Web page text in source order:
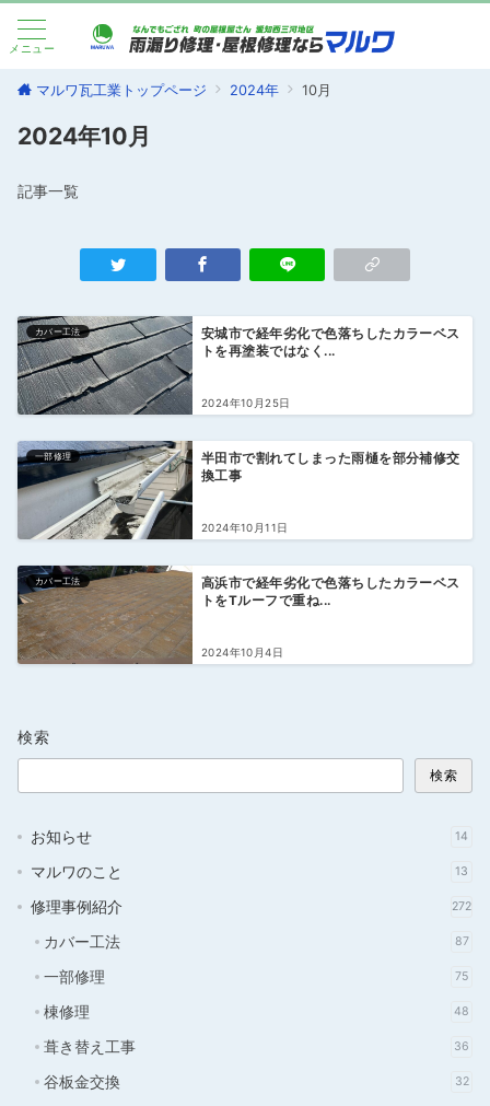
メニュー
マルワ瓦工業トップページ 2024年 10月
2024年10月
記事一覧
カバー工法
安城市で経年劣化で色落ちしたカラーベス
トを再塗装ではなく...
2024年10月25日
一部修理
半田市で割れてしまった雨樋を部分補修交
換工事
2024年10月11日
カバー工法
高浜市で経年劣化で色落ちしたカラーベス
トをTルーフで重ね...
2024年10月4日
検索
検索
お知らせ 14
マルワのこと 13
修理事例紹介 272
カバー工法 87
一部修理 75
棟修理 48
葺き替え工事 36
谷板金交換 32